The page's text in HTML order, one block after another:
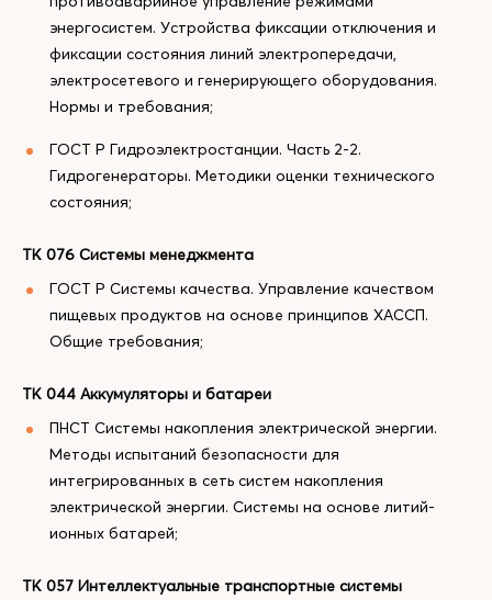
энергосистем. Устройства фиксации отключения и
фиксации состояния линий электропередачи,
электросетевого и генерирующего оборудования.
Нормы и требования;
ГОСТ Р Гидроэлектростанции. Часть 2-2.
Гидрогенераторы. Методики оценки технического
состояния;
ТК 076 Системы менеджмента
ГОСТ Р Системы качества. Управление качеством
пищевых продуктов на основе принципов ХАССП.
Общие требования;
ТК 044 Аккумуляторы и батареи
ПНСТ Системы накопления электрической энергии.
Методы испытаний безопасности для
интегрированных в сеть систем накопления
электрической энергии. Системы на основе литий-
ионных батарей;
ТК 057 Интеллектуальные транспортные системы